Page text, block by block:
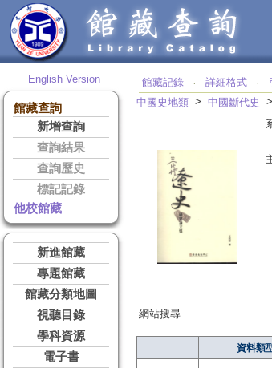
English Version
館藏查詢
新增查詢
查詢結果
查詢歷史
標記記錄
他校館藏
新進館藏
專題館藏
館藏分類地圖
視聽目錄
學科資源
電子書
館藏記錄 ‧ 詳細格式 ‧
中國史地類 > 中國斷代史
網站搜尋
資料類